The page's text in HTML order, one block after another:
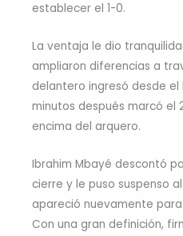
establecer el 1-0.
La ventaja le dio
ampliaron diferencias a
delantero ingresó desde
minutos después marcó el
encima del arquero.
Ibrahim Mbayé descontó
cierre y le puso suspenso
apareció nuevamente
Con una gran definición,